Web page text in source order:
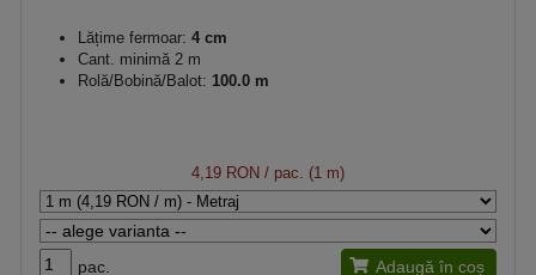
Lățime fermoar: 4 cm
Cant. minimă 2 m
Rolă/Bobină/Balot: 100.0 m
4,19 RON / pac. (1 m)
pac. Adaugă în coș